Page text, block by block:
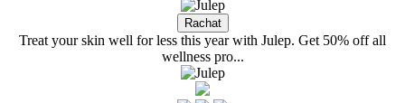
Treat your skin well for less this year with Julep. Get 50% off all
wellness pro...